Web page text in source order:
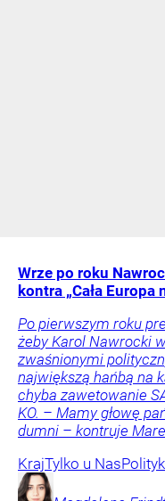
Wrze po roku
kontra „Cała
Po pierwszym roku
żeby Karol Nawrocki
zwaśnionymi
największą hańbą na
chyba zawetowanie
KO. – Mamy głowę
dumni – kontruje
KrajTylko u Nas